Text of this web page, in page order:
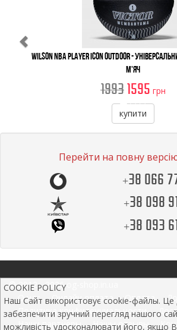
Wilson NBA Player Icon Outdoor -
М'яч
19931595 грн
купити
Перейти на повну
+38 066
+38 098
+38 093
© 2012 - 2026 og-shop.in.ua
О нас
Онлайн оплата Оплата
Политика конфиденциальности
Наши партнеры
Нашы отзывы
COOKIE POLICY
Наш Сайт використовує cookie-файлы. Це
забезпечити зручний перегляд нашого
можливість удосконалювати його, якщо